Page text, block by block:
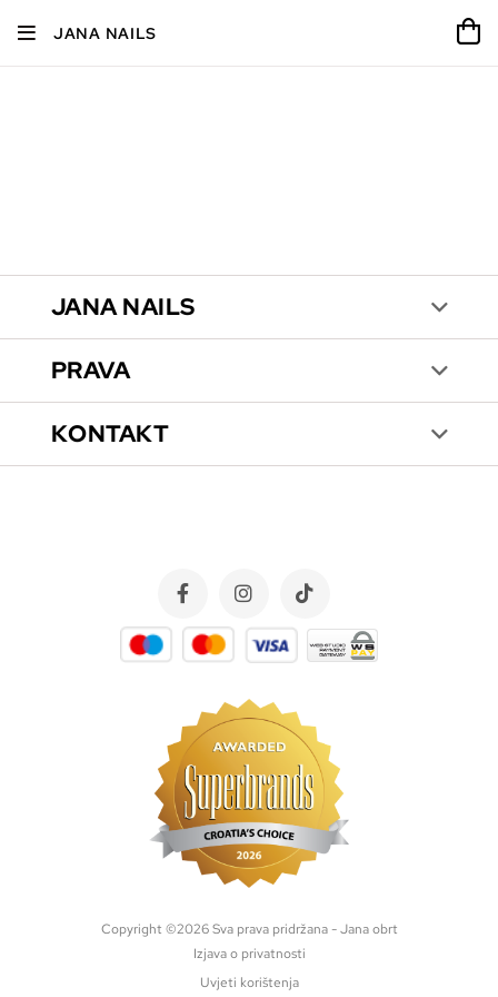
JANA NAILS
JANA NAILS
PRAVA
KONTAKT
Copyright ©2026 Sva prava pridržana - Jana obrt
Izjava o privatnosti
Uvjeti korištenja